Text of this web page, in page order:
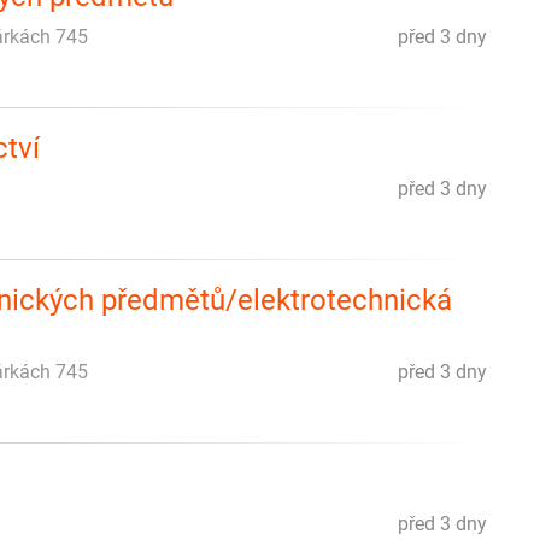
před 3 dny
745
před 3 dny
předmětů/elektrotechnická
před 3 dny
745
před 3 dny